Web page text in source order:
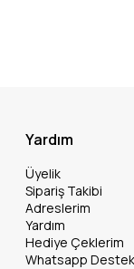
Yardım
Üyelik
Sipariş Takibi
Adreslerim
Yardım
Hediye Çeklerim
Whatsapp Destek